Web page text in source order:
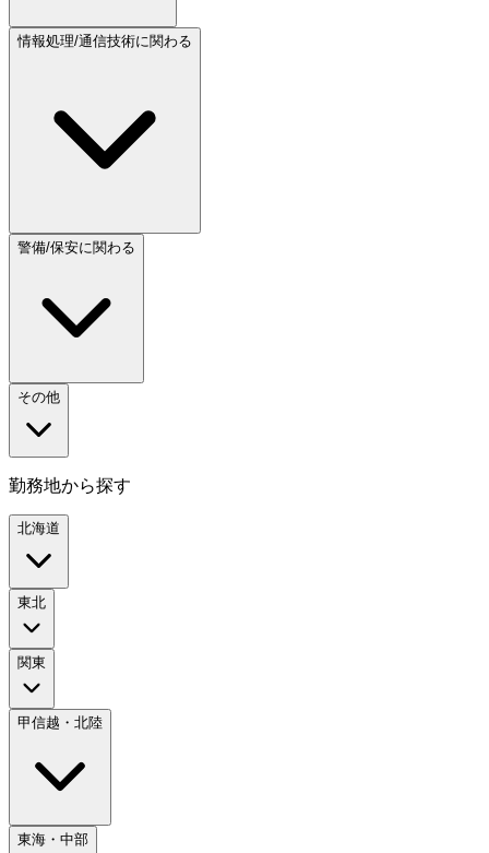
情報処理/通信技術に関わる
警備/保安に関わる
その他
勤務地から探す
北海道
東北
関東
甲信越・北陸
東海・中部